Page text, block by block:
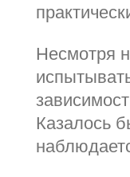
Несмотря
Казалось